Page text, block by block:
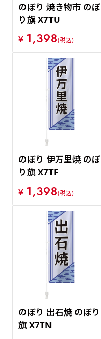
のぼり 焼き物市 のぼ
り旗 X7TU
¥ 1,398(税込)
のぼり 伊万里焼 のぼ
り旗 X7TF
¥ 1,398(税込)
のぼり 出石焼 のぼり
旗 X7TN